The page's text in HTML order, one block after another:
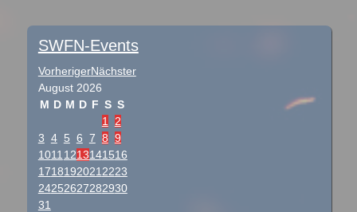
SWFN-Events
VorherigerNächster
August 2026
M D M D F S S
1
2
3 4 5 6 7 8 9
1011 1213141516
1718192021 2223
24252627282930
31